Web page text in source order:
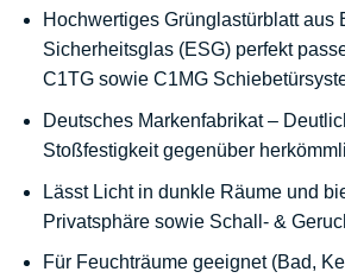
Hochwertiges Grünglastürblatt aus
Sicherheitsglas (ESG) perfekt
C1TG sowie C1MG
Deutsches Markenfabrikat –
Stoßfestigkeit gegenüber
Lässt Licht in dunkle Räume und
Privatsphäre sowie Schall- &
Für Feuchträume geeignet (Bad,